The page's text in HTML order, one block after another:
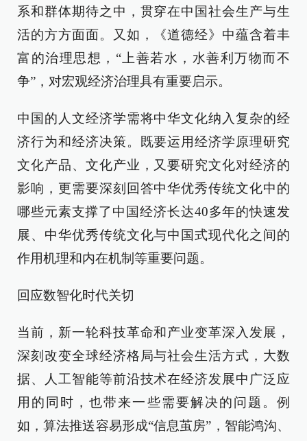
系和群体期待之中，贯穿在中国社会生产与生
活的方方面面。又如，《道德经》中蕴含着丰
富的治理思想，“上善若水，水善利万物而不
争”，对宏观经济治理具有重要启示。
中国的人文经济学需将中华文化纳入复杂的经
济行为和经济决策。既要运用经济学原理研究
文化产品、文化产业，又要研究文化对经济的
影响，更需要深刻回答中华优秀传统文化中的
哪些元素支撑了中国经济长达40多年的快速发
展、中华优秀传统文化与中国式现代化之间的
作用机理和内在机制等重要问题。
回应数智化时代关切
当前，新一轮科技革命和产业变革深入发展，
深刻改变全球经济格局与社会生活方式，大数
据、人工智能等前沿技术在经济发展中广泛应
用的同时，也带来一些需要解决的问题。例
如，算法推送容易形成“信息茧房”，智能鸿沟、